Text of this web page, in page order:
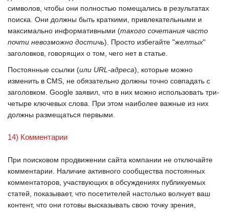
символов, чтобы они полностью помещались в результатах
поиска. Они должны быть краткими, привлекательными и
максимально информативными (такого сочетания часто
почти невозможно достичь). Просто избегайте "желтых"
заголовков, говорящих о том, чего нет в статье.
Постоянные ссылки (или URL-адреса), которые можно
изменить в CMS , не обязательно должны точно совпадать с
заголовком. Google заявил, что в них можно использовать три-
четыре ключевых слова. При этом наиболее важные из них
должны размещаться первыми.
14) Комментарии
При поисковом продвижении сайта компании не отключайте
комментарии. Наличие активного сообщества постоянных
комментаторов, участвующих в обсуждениях публикуемых
статей, показывает, что посетителей настолько волнует ваш
контент, что они готовы высказывать свою точку зрения,